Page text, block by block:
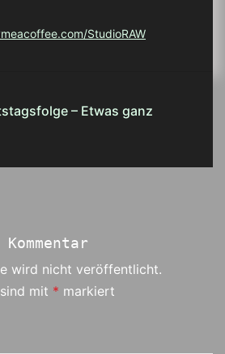
StudioRAW
– Etwas ganz
wird nicht veröffentlicht.
mit * markiert